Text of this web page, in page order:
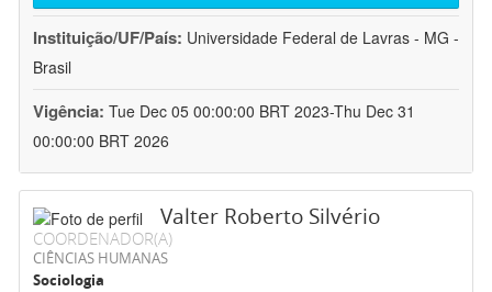
Instituição/UF/País: Universidade Federal de Lavras - MG -
Brasil
Vigência: Tue Dec 05 00:00:00 BRT 2023-Thu Dec 31
00:00:00 BRT 2026
Valter Roberto Silvério
COORDENADOR(A)
CIÊNCIAS HUMANAS
Sociologia